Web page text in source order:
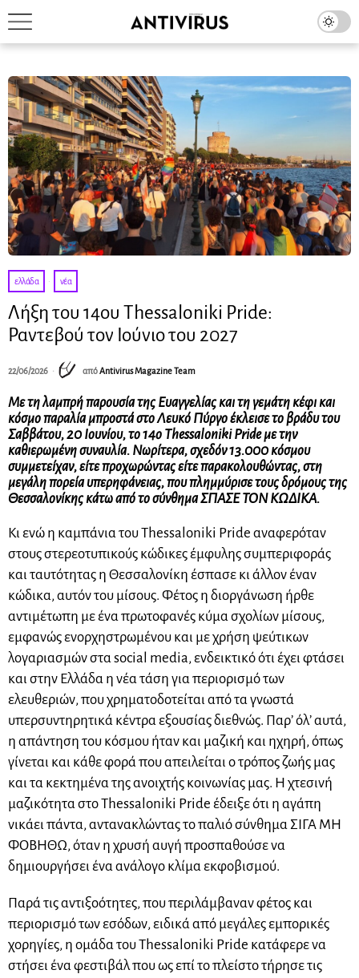
ελλάδα · νέα
Λήξη του 14ου Thessaloniki Pride:
Ραντεβού τον Ιούνιο του 2027
22/06/2026 απόAntivirus Magazine Team
Με τη λαμπρή παρουσία της Ευαγγελίας και τη γεμάτη κέφι και
κόσμο παραλία μπροστά στο Λευκό Πύργο έκλεισε το βράδυ του
Σαββάτου, 20 Ιουνίου, το 14ο Thessaloniki Pride με την
καθιερωμένη συναυλία. Νωρίτερα, σχεδόν 13.000 κόσμου
συμμετείχαν, είτε προχωρώντας είτε παρακολουθώντας, στη
μεγάλη πορεία υπερηφάνειας, που πλημμύρισε τους δρόμους της
Θεσσαλονίκης κάτω από το σύνθημα ΣΠΑΣΕ ΤΟΝ ΚΩΔΙΚΑ.
Κι ενώ η καμπάνια του Thessaloniki Pride αναφερόταν
στους στερεοτυπικούς κώδικες έμφυλης συμπεριφοράς
και ταυτότητας η Θεσσαλονίκη έσπασε κι άλλον έναν
κώδικα, αυτόν του μίσους. Φέτος η διοργάνωση ήρθε
αντιμέτωπη με ένα πρωτοφανές κύμα σχολίων μίσους,
εμφανώς ενορχηστρωμένου και με χρήση ψεύτικων
λογαριασμών στα social media, ενδεικτικό ότι έχει φτάσει
και στην Ελλάδα η νέα τάση για περιορισμό των
ελευθεριών, που χρηματοδοτείται από τα γνωστά
υπερσυντηρητικά κέντρα εξουσίας διεθνώς. Παρ’ όλ’ αυτά,
η απάντηση του κόσμου ήταν και μαζική και ηχηρή, όπως
γίνεται και κάθε φορά που απειλείται ο τρόπος ζωής μας
και τα κεκτημένα της ανοιχτής κοινωνίας μας. Η χτεσινή
μαζικότητα στο Thessaloniki Pride έδειξε ότι η αγάπη
νικάει πάντα, αντανακλώντας το παλιό σύνθημα ΣΙΓΑ ΜΗ
ΦΟΒΗΘΩ, όταν η χρυσή αυγή προσπαθούσε να
δημιουργήσει ένα ανάλογο κλίμα εκφοβισμού.
Παρά τις αντιξοότητες, που περιλάμβαναν φέτος και
περιορισμό των εσόδων, ειδικά από μεγάλες εμπορικές
χορηγίες, η ομάδα του Thessaloniki Pride κατάφερε να
στήσει ένα φεστιβάλ που ως επί το πλείστο τήρησε τις